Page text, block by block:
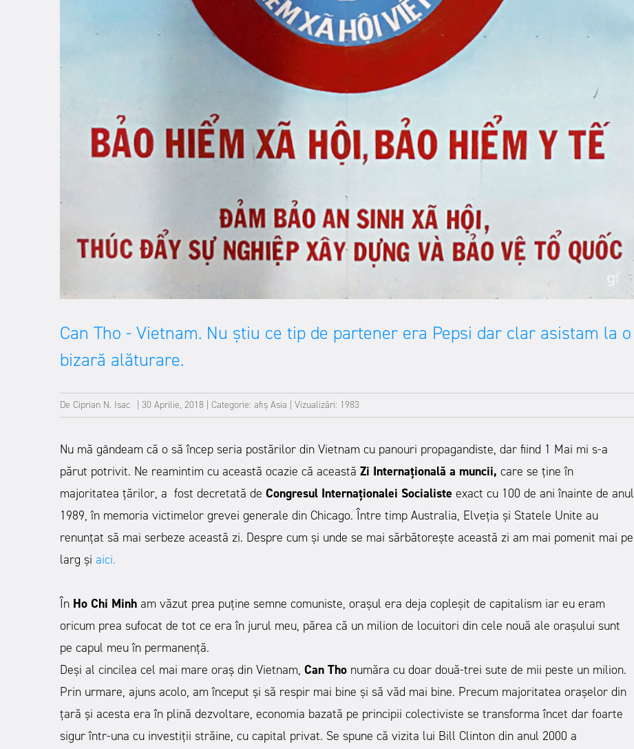
Can Tho - Vietnam. Nu știu ce tip de partener era Pepsi dar clar asistam la o
bizară alăturare.
De Ciprian N. Isac 30 Aprilie, 2018 Categorie: afiș Asia Vizualizări: 1983
Nu mă gândeam că o să încep seria postărilor din Vietnam cu panouri propagandiste, dar fiind 1 Mai mi s-a
părut potrivit. Ne reamintim cu această ocazie că această Zi Internațională a muncii, care se ține în
majoritatea țărilor, a fost decretată de Congresul Internaționalei Socialiste exact cu 100 de ani înainte de anul
1989, în memoria victimelor grevei generale din Chicago. Între timp Australia, Elveția și Statele Unite au
renunțat să mai serbeze această zi. Despre cum și unde se mai sărbătorește această zi am mai pomenit mai pe
larg și aici.
În Ho Chi Minh am văzut prea puține semne comuniste, orașul era deja copleșit de capitalism iar eu eram
oricum prea sufocat de tot ce era în jurul meu, părea că un milion de locuitori din cele nouă ale orașului sunt
pe capul meu în permanență.
Deși al cincilea cel mai mare oraș din Vietnam, Can Tho număra cu doar două-trei sute de mii peste un milion.
Prin urmare, ajuns acolo, am început și să respir mai bine și să văd mai bine. Precum majoritatea orașelor din
țară și acesta era în plină dezvoltare, economia bazată pe principii colectiviste se transforma încet dar foarte
sigur într-una cu investiții străine, cu capital privat. Se spune că vizita lui Bill Clinton din anul 2000 a